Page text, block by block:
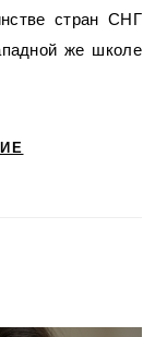
стран СНГ
же школе